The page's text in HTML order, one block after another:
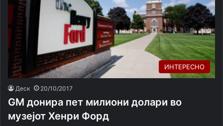
ИНТЕРЕСНО
Деск 20/10/2017
GM донира пет милиони долари во
музејот Хенри Форд